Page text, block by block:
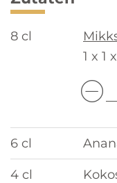
8 cl
1 x 1
6 cl
4 cl